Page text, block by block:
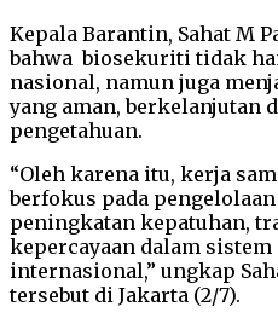
Kepala Barantin, Sahat M
bahwa biosekuriti tidak
nasional, namun juga
yang aman, berkelanjutan
pengetahuan.
“Oleh karena itu, kerja
berfokus pada
peningkatan kepatuhan,
kepercayaan dalam sistem
internasional,” ungkap
tersebut di Jakarta (2/7).